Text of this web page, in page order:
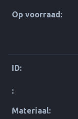
Op voorraad:
ID:
:
Materiaal: